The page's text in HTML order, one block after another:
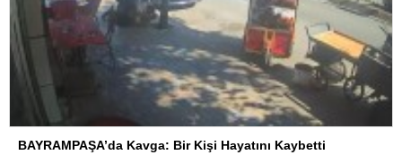
BAYRAMPAŞA’da Kavga: Bir Kişi Hayatını Kaybetti